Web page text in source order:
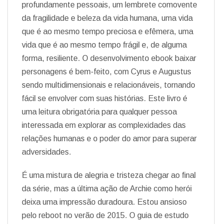
profundamente pessoais, um lembrete comovente
da fragilidade e beleza da vida humana, uma vida
que é ao mesmo tempo preciosa e efêmera, uma
vida que é ao mesmo tempo frágil e, de alguma
forma, resiliente. O desenvolvimento ebook baixar
personagens é bem-feito, com Cyrus e Augustus
sendo multidimensionais e relacionáveis, tornando
fácil se envolver com suas histórias. Este livro é
uma leitura obrigatória para qualquer pessoa
interessada em explorar as complexidades das
relações humanas e o poder do amor para superar
adversidades.
É uma mistura de alegria e tristeza chegar ao final
da série, mas a última ação de Archie como herói
deixa uma impressão duradoura. Estou ansioso
pelo reboot no verão de 2015. O guia de estudo